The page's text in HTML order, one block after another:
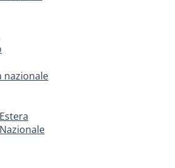
nazionale